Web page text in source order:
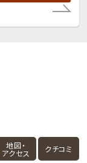
地図・
アクセス クチコミ